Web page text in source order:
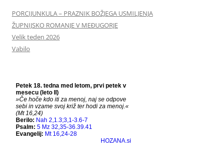
PORCIJUNKULA – PRAZNIK BOŽJEGA USMILJENJA
ŽUPNIJSKO ROMANJE V MEĐUGORJE
Velik teden 2026
Vabilo